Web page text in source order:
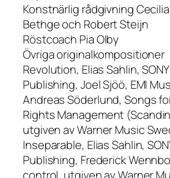
Konstnärlig rådgivning
Bethge och Robert Steijn
Röstcoach Pia Olby
Övriga originalkompositioner
Revolution, Elias Sahlin,
Publishing, Joel Sjöö, EMI
Andreas Söderlund, Songs
Rights Management
utgiven av Warner Music
Inseparable, Elias Sahlin,
Publishing, Frederick